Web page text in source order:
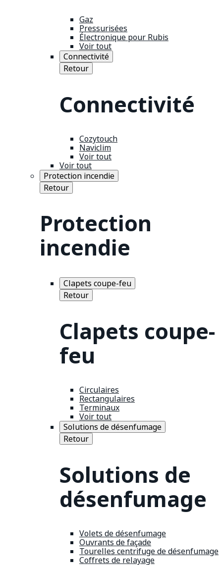
Gaz
Pressurisées
Électronique pour Rubis
Voir tout
Connectivité
Retour
Connectivité
Cozytouch
Naviclim
Voir tout
Voir tout
Protection incendie
Retour
Protection
incendie
Clapets coupe-feu
Retour
Clapets coupe-
feu
Circulaires
Rectangulaires
Terminaux
Voir tout
Solutions de désenfumage
Retour
Solutions de
désenfumage
Volets de désenfumage
Ouvrants de façade
Tourelles centrifuge de désenfumage
Coffrets de relayage